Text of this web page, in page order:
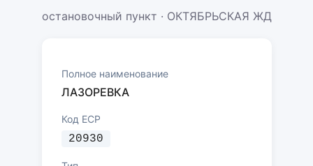
остановочный пункт · ОКТЯБРЬСКАЯ ЖД
Полное наименование
ЛАЗОРЕВКА
Код ЕСР
20930